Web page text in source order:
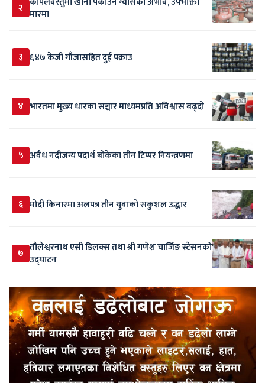
२ मारमा
३ ६४७ केजी गाँजासहित दुई पक्राउ
४ भारतमा मुख्य धारका सञ्चार माध्यमप्रति अविश्वास बढ्दो
५ अवैध नदीजन्य पदार्थ बोकेका तीन टिप्पर नियन्त्रणमा
६ मोदी किनारमा अलपत्र तीन युवाको सकुशल उद्धार
७ तौलेश्वरनाथ एसी डिलक्स तथा श्री गणेश चार्जिङ स्टेसनको
उद्घाटन